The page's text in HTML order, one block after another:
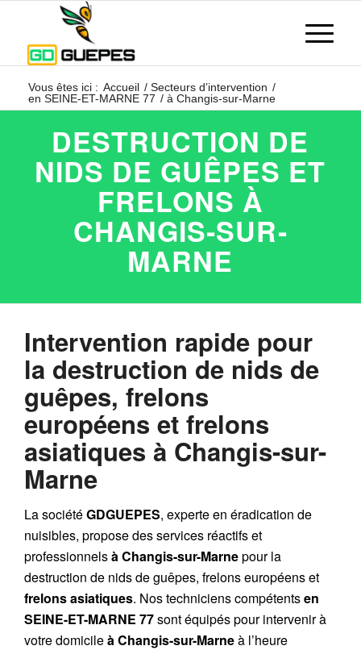
Vous êtes ici : Accueil / Secteurs d’intervention /
en SEINE-ET-MARNE 77 / à Changis-sur-Marne
DESTRUCTION DE
NIDS DE GUÊPES ET
FRELONS À
CHANGIS-SUR-
MARNE
Intervention rapide pour
la destruction de nids de
guêpes, frelons
européens et frelons
asiatiques à Changis-sur-
Marne
La sociétéGDGUEPES, experte en éradication de
nuisibles, propose des services réactifs et
professionnelsà Changis-sur-Marnepour la
destruction de nids de guêpes, frelons européenset
frelons asiatiques. Nos techniciens compétentsen
SEINE-ET-MARNE 77sont équipés pour intervenir à
votre domicileà Changis-sur-Marneà l’heure